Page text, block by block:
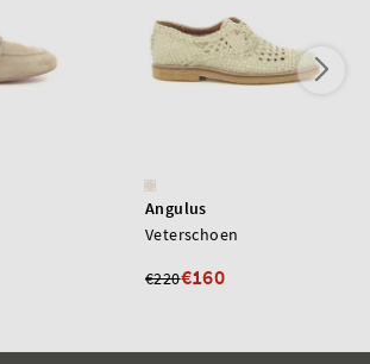
Angulus
Veterschoen
€220€160